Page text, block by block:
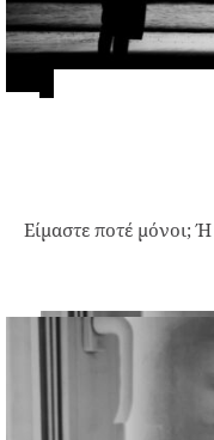
Είμαστε ποτέ μόνοι;